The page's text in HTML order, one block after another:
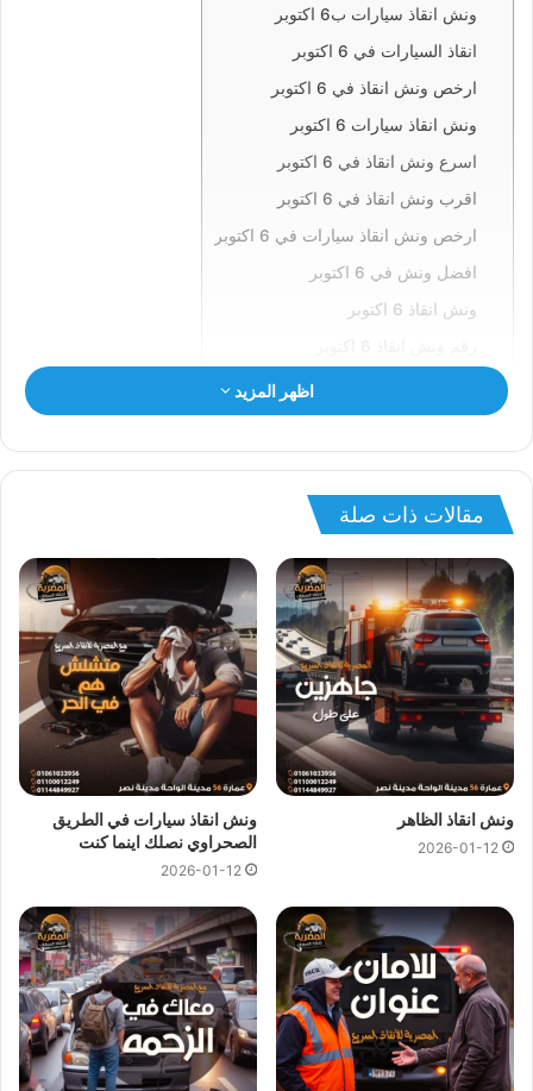
ونش انقاذ سيارات ب6 اكتوبر
انقاذ السيارات في 6 اكتوبر
ارخص ونش انقاذ في 6 اكتوبر
ونش انقاذ سيارات 6 اكتوبر
اسرع ونش انقاذ في 6 اكتوبر
اقرب ونش انقاذ في 6 اكتوبر
ارخص ونش انقاذ سيارات في 6 اكتوبر
افضل ونش في 6 اكتوبر
ونش انقاذ 6 اكتوبر
ونش سيارات 6 اكتوبر
انقاذ السيارات ب6 اكتوبر
ونش انقاذ 6 اكتوبر
ونش 6 اكتوبر
ونش انقاذ 6 اكتوبر
ونش انقاذ 6 اكتوبر اسرع و ارخص ونش انقاذ
في 6 اكتوبر بخصم
50% لأننا
ارخص ونش انقاذفي 6 اكتوبر ونتميز باننا
اسرع ونش
انقاذفي 6 اكتوبر و سعر ونش انقاذ ثابت لدينا ولن يتم مطالبتك بأي
رسوم إضافية أو إكرامية لاناسعار ونش انقاذ سياراتلدينا تعتبر
رمزية لأننا نمتلكونش انقاذ قريب
ونقدم خدماتنا بارخص سعر و
وجاهز دائما لمساعدتك في اي وقت خلال النهار او الليل لمساعدتك
تشمل خدمات الانقاذ السريع للسيارات في 6 اكتوبر علي ما يلي:
انقاذالسيارات
نقل السيارات
اظهر المزيد
مقالات ذات صلة
ونش انقاذ الظاهر
2026-01-12
ونش انقاذ سيارات في الطريق
الصحراوي نصلك اينما كنت
2026-01-12